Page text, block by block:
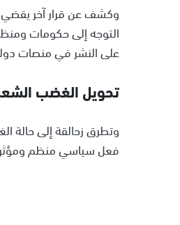
وكشف عن قرار آخر يقضي
التوجه إلى حكومات
على النشر في منصات
تحويل الغضب
وتطرق زحالقة إلى حالة
فعل سياسي منظم